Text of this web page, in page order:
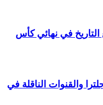
في نهائي كأس
والقنوات الناقلة في